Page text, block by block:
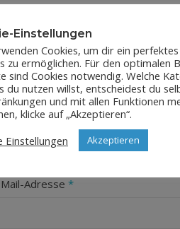
LEAVE A REPLY
sind mit* markiert
Mail-Adresse*
Einstellungen
Cookies, um dir ein
zu ermöglichen. Für den optimalen
sind Cookies notwendig. Welche
du nutzen willst, entscheidest du
und mit allen Funktionen
klicke auf „Akzeptieren“.
Einstellungen
Akzeptieren